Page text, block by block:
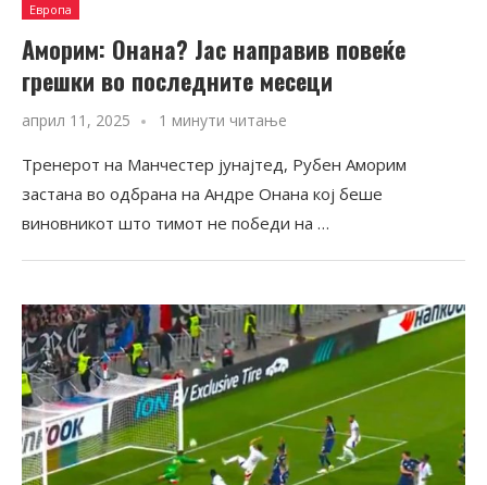
Европа
Аморим: Онана? Јас направив повеќе
грешки во последните месеци
април 11, 2025 1 минути читање
Тренерот на Манчестер јунајтед, Рубен Аморим
застана во одбрана на Андре Онана кој беше
виновникот што тимот не победи на …